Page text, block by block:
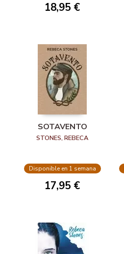
18,95 €
SOTAVENTO
STONES, REBECA
Disponible en 1 semana
17,95 €